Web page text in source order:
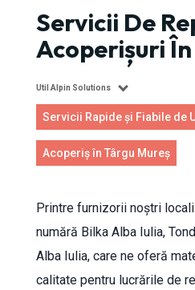
Servicii De
Acoperișuri
Util Alpin Solutions
Servicii Rapide și Fiabile de
Acoperiș în Târgu Mureș
Printre furnizorii noștri
numără Bilka Alba Iulia,
Alba Iulia, care ne oferă
calitate pentru lucrările de